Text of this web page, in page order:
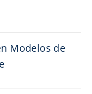
Modelos de